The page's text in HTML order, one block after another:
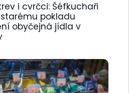
i cvrčci: Šéfkuchaři
pokladu
obyčejná jídla v